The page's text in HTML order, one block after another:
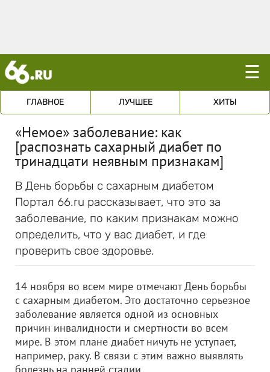
☰
ГЛАВНОЕ ЛУЧШЕЕ ХИТЫ
«Немое» заболевание: как
[распознать сахарный диабет по
тринадцати неявным признакам]
В День борьбы с сахарным диабетом
Портал 66.ru рассказывает, что это за
заболевание, по каким признакам можно
определить, что у вас диабет, и где
проверить свое здоровье.
14 ноября во всем мире отмечают День борьбы
с сахарным диабетом. Это достаточно серьезное
заболевание является одной из основных
причин инвалидности и смертности во всем
мире. В этом плане диабет ничуть не уступает,
например, раку. В связи с этим важно выявлять